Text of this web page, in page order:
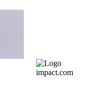
impact.com